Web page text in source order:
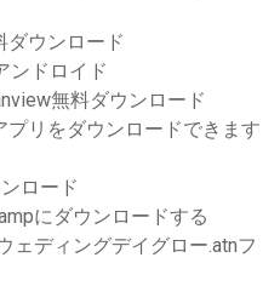
ダウンロード
ンドロイド
無料ダウンロード
リをダウンロードできます
ロード
にダウンロードする
ェディングデイグロー.atnフ